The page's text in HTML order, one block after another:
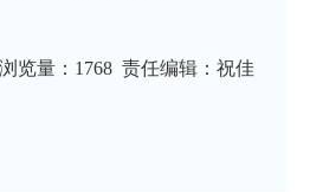
浏览量： 1768 责任编辑：祝佳